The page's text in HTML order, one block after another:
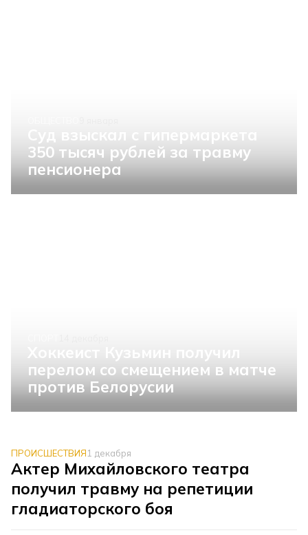
350 тысяч рублей за травму
пенсионера
перелом со смещением в матче
против Белорусии
ПРОИСШЕСТВИЯ1 декабря
Актер Михайловского театра
получил травму на репетиции
гладиаторского боя